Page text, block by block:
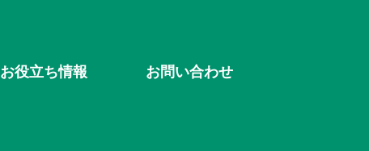
お役立ち情報 お問い合わせ